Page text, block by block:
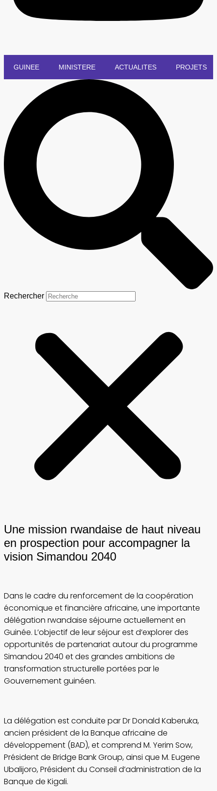
GUINEE MINISTERE ACTUALITES PROJETS
Rechercher
Une mission rwandaise de haut niveau
en prospection pour accompagner la
vision Simandou 2040
Dans le cadre du renforcement de la coopération
économique et financière africaine, une importante
délégation rwandaise séjourne actuellement en
Guinée. L’objectif de leur séjour est d’explorer des
opportunités de partenariat autour du programme
Simandou 2040 et des grandes ambitions de
transformation structurelle portées par le
Gouvernement guinéen.
La délégation est conduite par Dr Donald Kaberuka,
ancien président de la Banque africaine de
développement (BAD), et comprend M. Yerim Sow,
Président de Bridge Bank Group, ainsi que M. Eugene
Ubalijoro, Président du Conseil d’administration de la
Banque de Kigali.